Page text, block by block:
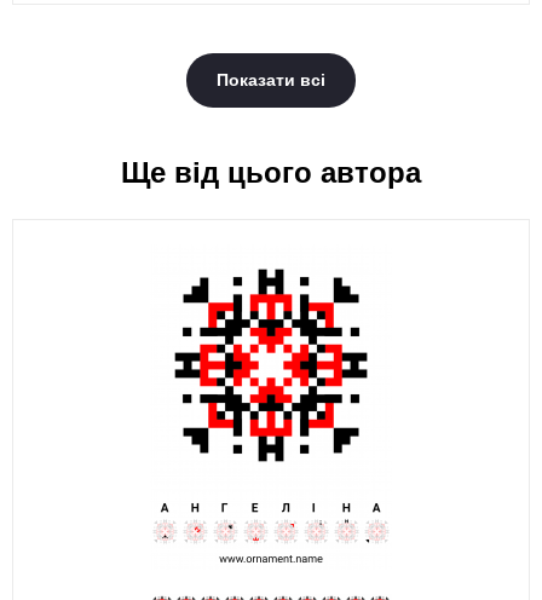
Показати всі
Ще від цього автора